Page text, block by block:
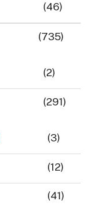
(46)
(735)
(2)
(291)
(3)
(12)
(41)